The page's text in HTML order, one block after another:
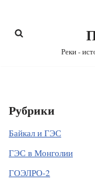
Перейти
Реки -
Рубрики
Байкал и ГЭС
ГЭС в Монголии
ГОЭЛРО-2